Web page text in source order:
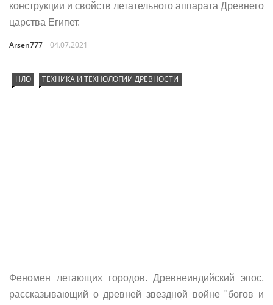
конструкции и свойств летательного аппарата Древнего
царства Египет.
Arsen777 04.07.2021
НЛО ТЕХНИКА И ТЕХНОЛОГИИ ДРЕВНОСТИ
Феномен летающих городов. Древнеиндийский эпос,
рассказывающий о древней звездной войне "богов и